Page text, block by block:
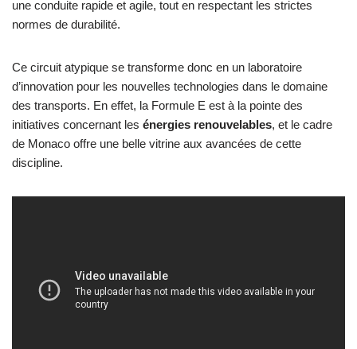
une conduite rapide et agile, tout en respectant les strictes
normes de durabilité.
Ce circuit atypique se transforme donc en un laboratoire
d’innovation pour les nouvelles technologies dans le domaine
des transports. En effet, la Formule E est à la pointe des
initiatives concernant les énergies renouvelables, et le cadre
de Monaco offre une belle vitrine aux avancées de cette
discipline.